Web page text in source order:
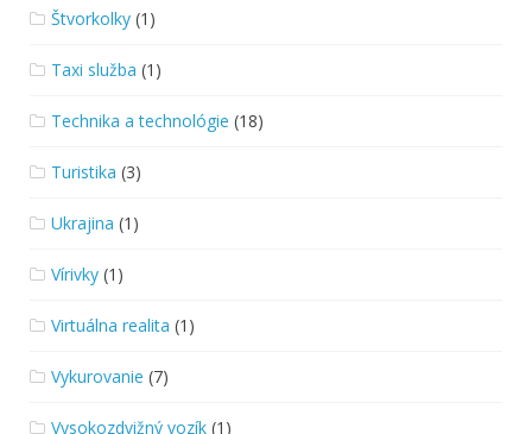
Štvorkolky (1)
Taxi služba (1)
Technika a technológie (18)
Turistika (3)
Ukrajina (1)
Vírivky (1)
Virtuálna realita (1)
Vykurovanie (7)
Vysokozdvižný vozík (1)